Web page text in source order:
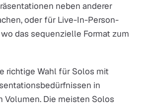
neben anderer
oder für Live-In-Person-
das sequenzielle Format zum
richtige Wahl für Solos mit
in
Volumen. Die meisten Solos